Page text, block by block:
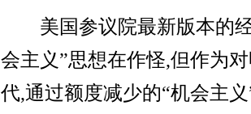
美国参议院最新版本的经
会主义”思想在作怪,但作为
代,通过额度减少的“机会主